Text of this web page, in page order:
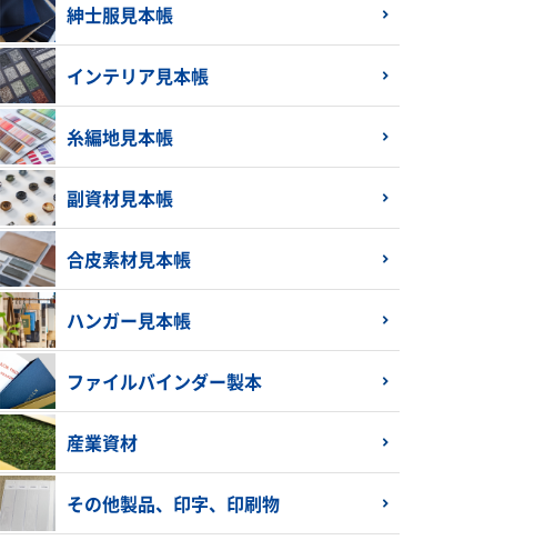
紳士服見本帳
インテリア見本帳
糸編地見本帳
副資材見本帳
合皮素材見本帳
ハンガー見本帳
ファイルバインダー製本
産業資材
その他製品、印字、印刷物